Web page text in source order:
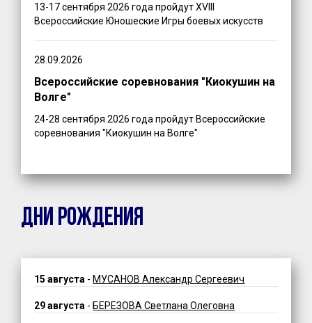
13-17 сентября 2026 года пройдут XVIII
Всероссийские Юношеские Игры боевых искусств
28.09.2026
Всероссийские соревнования "Киокушин на
Волге"
24-28 сентября 2026 года пройдут Всероссийские
соревнования "Киокушин на Волге"
ДНИ РОЖДЕНИЯ
15 августа -МУСАНОВ Александр Сергеевич
29 августа - БЕРЕЗОВА Светлана Олеговна